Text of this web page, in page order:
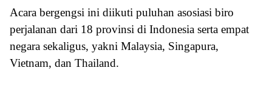
Acara bergengsi ini diikuti puluhan asosiasi biro
perjalanan dari 18 provinsi di Indonesia serta empat
negara sekaligus, yakni Malaysia, Singapura,
Vietnam, dan Thailand.